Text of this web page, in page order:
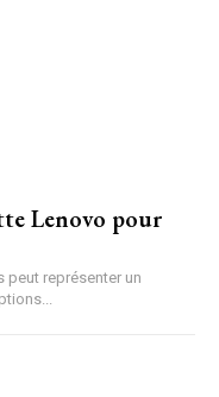
Lenovo pour
peut représenter un